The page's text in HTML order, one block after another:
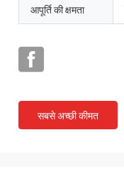
आपूर्ति की क्षमता
सबसे अच्छी कीमत